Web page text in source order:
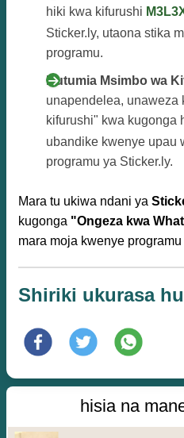
hiki kwa kifurushi
Sticker.ly, utaona stika
programu.
Kutumia Msimbo wa
unapendelea, unaweza
kifurushi" kwa kugonga
ubandike kwenye upau
programu ya Sticker.ly.
Mara tu ukiwa ndani ya
kugonga "Ongeza kwa
mara moja kwenye
Shiriki ukurasa
hisia na